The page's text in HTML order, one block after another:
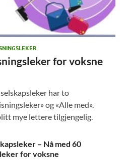
for voksne
har to
og «Alle med».
mye lettere tilgjengelig.
– Nå med 60
for voksne